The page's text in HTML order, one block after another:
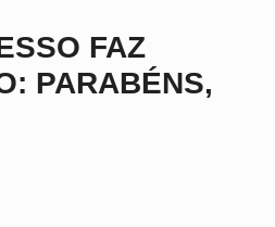
FAZ
PARABÉNS,